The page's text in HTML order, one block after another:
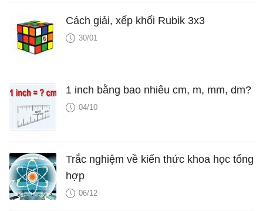
Cách giải, xếp khối Rubik 3x3
30/01
1 inch bằng bao nhiêu cm, m, mm, dm?
04/10
Trắc nghiệm về kiến thức khoa học tổng
hợp
06/12